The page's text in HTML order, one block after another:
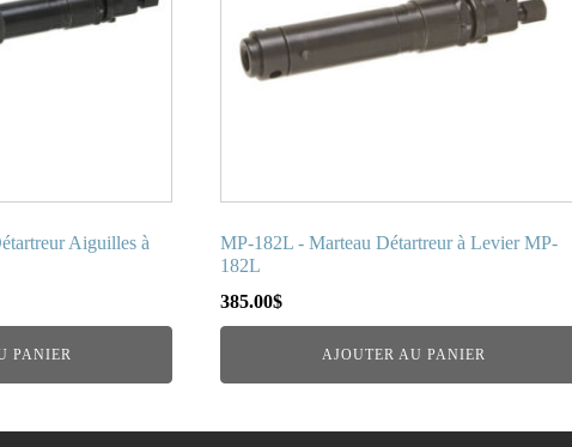
Aiguilles à
PANIER
MP-182L - Marteau Détartreur à Levier MP-
182L
385.00$
AJOUTER AU PANIER